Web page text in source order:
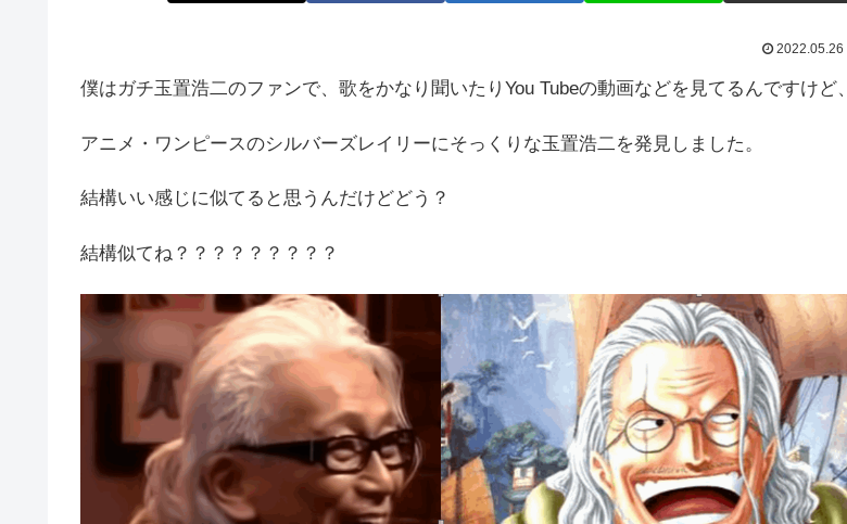
2022.05.26
僕はガチ玉置浩二のファンで、歌をかなり聞いたりYou Tubeの動画などを見てるんですけど、
アニメ・ワンピースのシルバーズレイリーにそっくりな玉置浩二を発見しました。
結構いい感じに似てると思うんだけどどう？
結構似てね？？？？？？？？？